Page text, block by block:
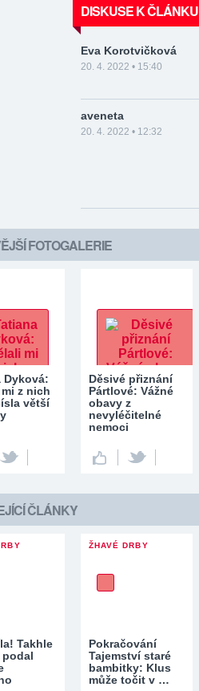
DISKUSE K ČLÁNKU
Eva Korotvičková
20. 4. 2022 • 15:40
aveneta
20. 4. 2022 • 12:32
FOTOGALERIE
Dyková:
z nich
větší
Děsivé přiznání
Pártlové: Vážné
obavy z
nevyléčitelné
nemoci
ČLÁNKY
Takhle
ŽHAVÉ DRBY
Pokračování
Tajemství staré
bambitky: Klus
může točit v …